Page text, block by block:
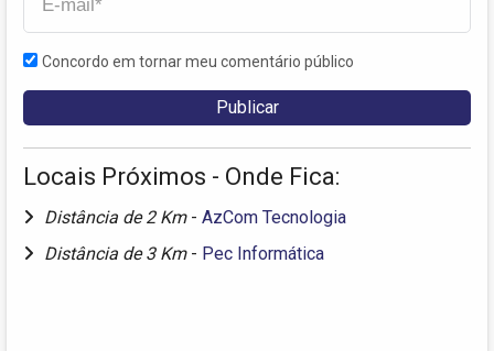
Concordo em tornar meu comentário público
Locais Próximos - Onde Fica:
Distância de 2 Km - AzCom Tecnologia
Distância de 3 Km - Pec Informática